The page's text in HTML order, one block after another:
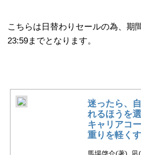
こちらは日替わりセールの為、期
23:59までとなります。
迷ったら、
れるほうを
キャリアコ
重りを軽く